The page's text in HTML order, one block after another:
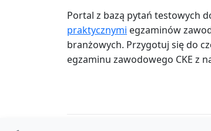
Portal z bazą pytań testowych
praktycznymi egzaminów
branżowych. Przygotuj się do
egzaminu zawodowego CKE z